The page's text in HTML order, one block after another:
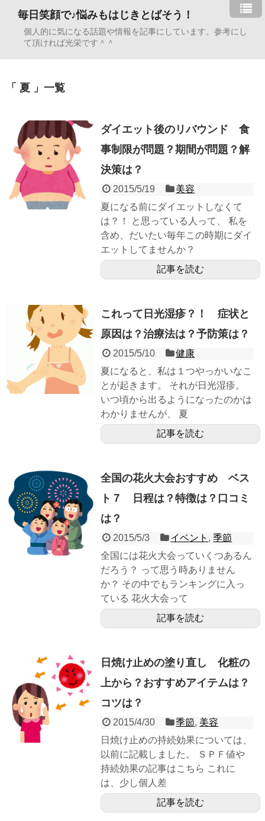
毎日笑顔で♪悩みもはじきとばそう！
個人的に気になる話題や情報を記事にしています。参考にし
て頂ければ光栄です＾＾
「 夏 」一覧
ダイエット後のリバウンド 食
事制限が問題？期間が問題？解
決策は？
2015/5/19
美容
夏になる前にダイエットしなくて
は？！ と思っている人って、 私を
含め、だいたい毎年この時期にダイ
エットしてませんか？
記事を読む
これって日光湿疹？！ 症状と
原因は？治療法は？予防策は？
2015/5/10
健康
夏になると、私は１つやっかいなこ
とが起きます。 それが日光湿疹。
いつ頃から出るようになったのかは
わかりませんが、 夏
記事を読む
全国の花火大会おすすめ ベス
ト７ 日程は？特徴は？口コミ
は？
2015/5/3 イベント ,季節
全国には花火大会っていくつあるん
だろう？ って思う時ありません
か？ その中でもランキングに入っ
ている 花火大会って
記事を読む
日焼け止めの塗り直し 化粧の
上から？おすすめアイテムは？
コツは？
2015/4/30 季節, 美容
日焼け止めの持続効果については、
以前に記載しました。 ＳＰＦ値や
持続効果の記事はこちら これに
は、少し個人差
記事を読む